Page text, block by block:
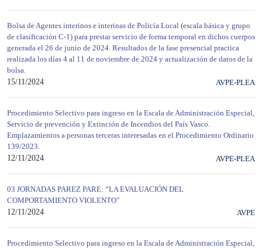
Bolsa de Agentes interinos e interinas de Policía Local (escala básica y grupo
de clasificación C-1) para prestar servicio de forma temporal en dichos cuerpos
generada el 26 de junio de 2024. Resultados de la fase presencial practica
realizada los días 4 al 11 de noviembre de 2024 y actualización de datos de la
bolsa.
15/11/2024
AVPE-PLEA
Procedimiento Selectivo para ingreso en la Escala de Administración Especial,
Servicio de prevención y Extinción de Incendios del País Vasco.
Emplazamientos a personas terceras interesadas en el Procedimiento Ordinario
139/2023.
12/11/2024
AVPE-PLEA
03 JORNADAS PAREZ PARE: “LA EVALUACIÓN DEL
COMPORTAMIENTO VIOLENTO”
12/11/2024
AVPE
Procedimiento Selectivo para ingreso en la Escala de Administración Especial,